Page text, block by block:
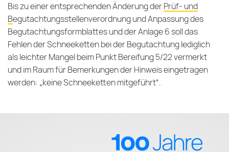
Bis zu einer entsprechenden Änderung derPrüf- und
Begutachtungsstellenverordnungund Anpassung des
Begutachtungsformblattes und der Anlage 6 soll das
Fehlen der Schneeketten bei der Begutachtung lediglich
als leichter Mangel beim Punkt Bereifung 5/22 vermerkt
und im Raum für Bemerkungen der Hinweis eingetragen
werden: „keine Schneeketten mitgeführt“.